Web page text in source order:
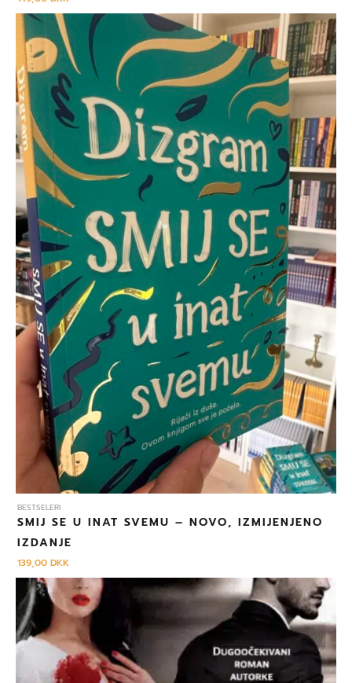
BESTSELERI
SMIJ SE U INAT SVEMU – NOVO, IZMIJENJENO
IZDANJE
139,00DKK